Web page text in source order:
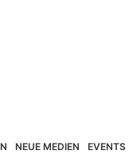
NEUE MEDIEN EVENTS